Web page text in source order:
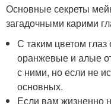
Основные секреты
загадочными карими
С таким цветом глаз
оранжевые и алые
с ними, но если не
основных.
Если вам жизненно